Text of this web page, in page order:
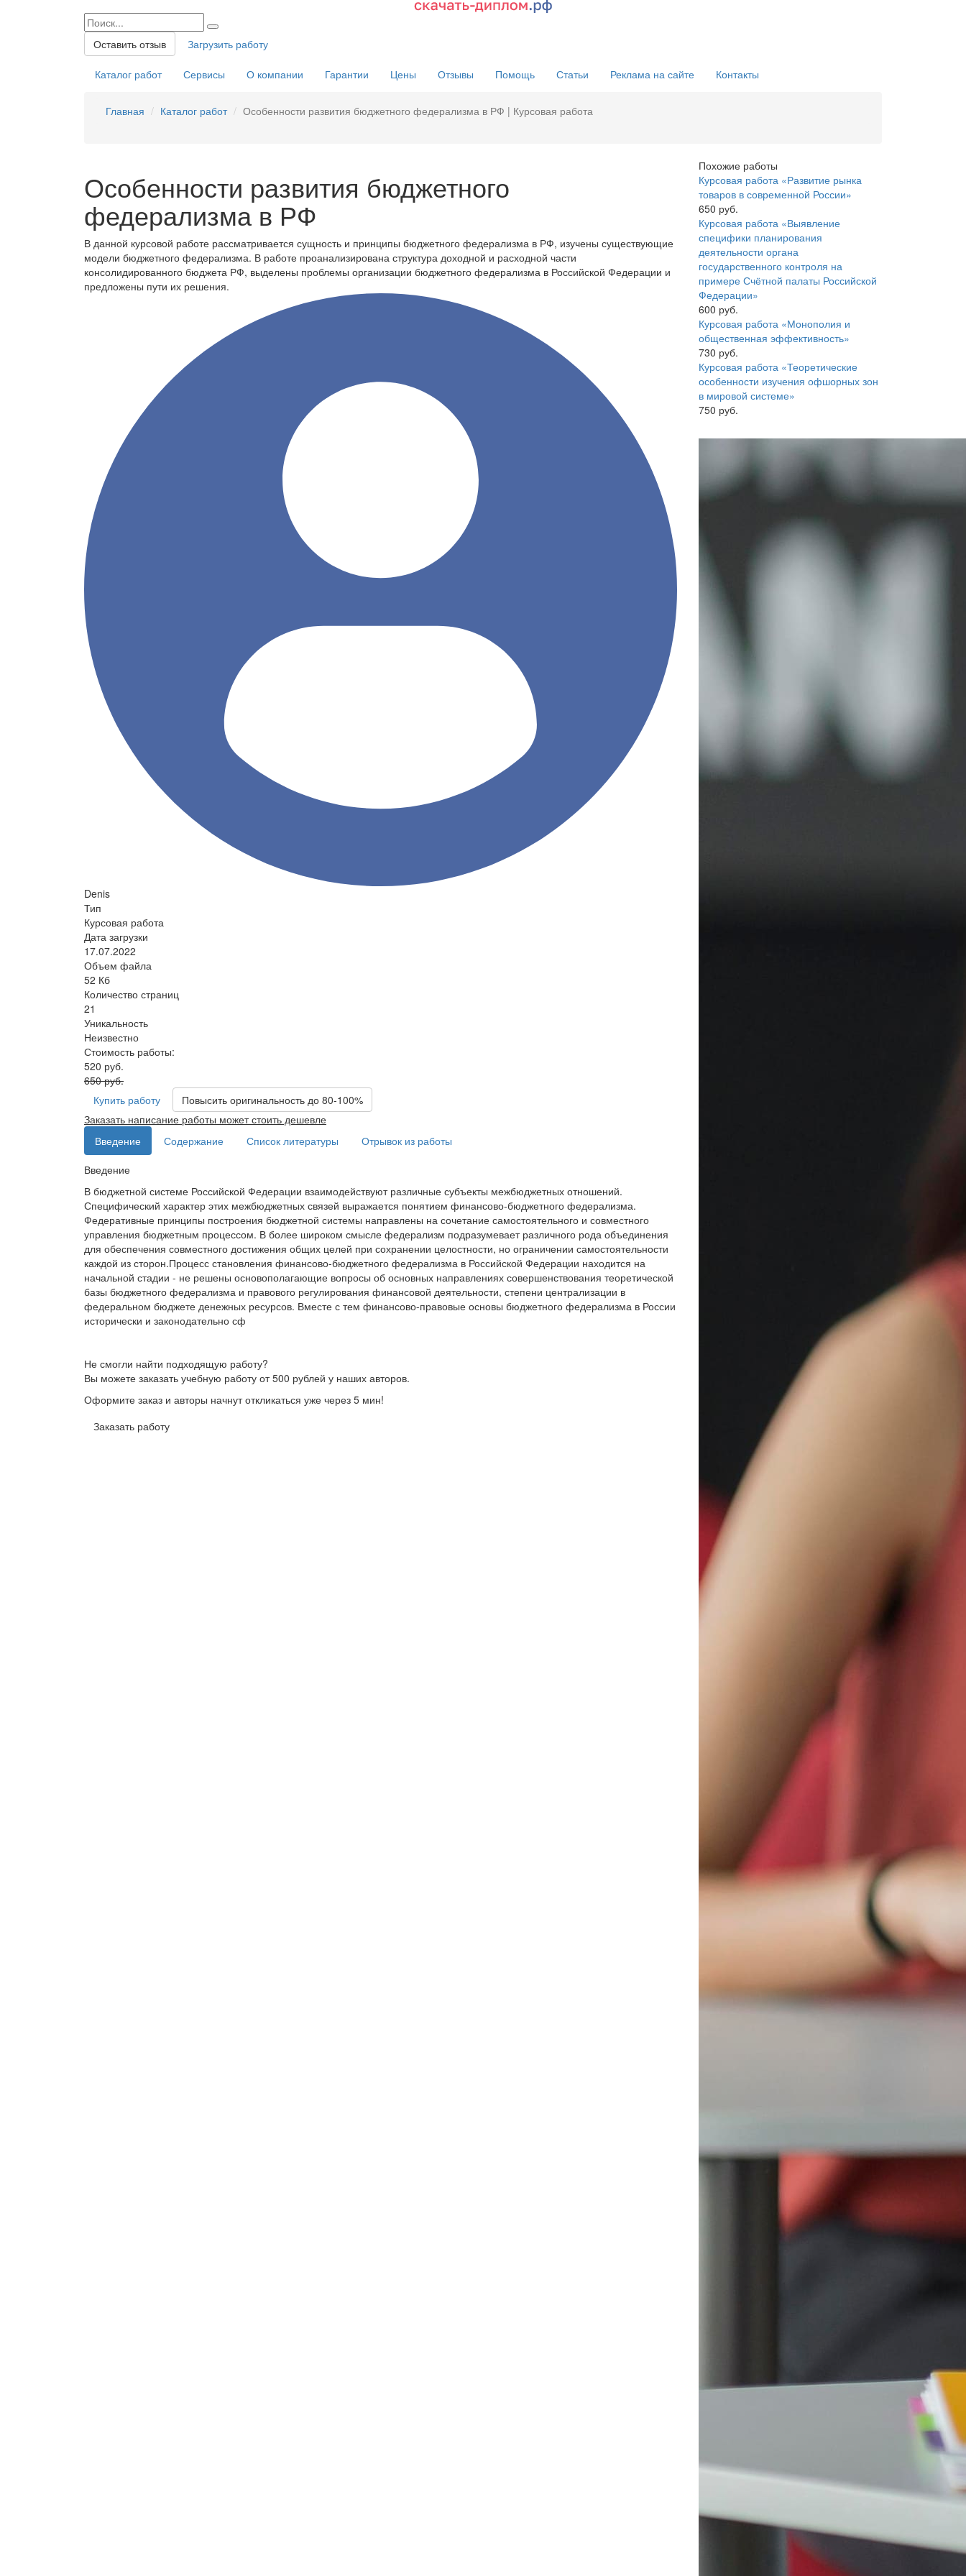
Оставить отзыв Загрузить работу
Каталог работ Сервисы О компании Гарантии Цены Отзывы Помощь Статьи Реклама на сайте Контакты
Главная Каталог работ Особенности развития бюджетного федерализма в РФ | Курсовая работа
Особенности развития бюджетного
федерализма в РФ
В данной курсовой работе рассматривается сущность и принципы бюджетного федерализма в РФ, изучены существующие
модели бюджетного федерализма. В работе проанализирована структура доходной и расходной части
консолидированного бюджета РФ, выделены проблемы организации бюджетного федерализма в Российской Федерации и
предложены пути их решения.
Denis
Тип
Курсовая работа
Дата загрузки
17.07.2022
Объем файла
52 Кб
Количество страниц
21
Уникальность
Неизвестно
Стоимость работы:
520 руб.
650 руб.
Купить работу
Повысить оригинальность до 80-100%
Заказать написание работы может стоить дешевле
Введение
Содержание Список литературы
Отрывок из работы
Введение
В бюджетной системе Российской Федерации взаимодействуют различные субъекты межбюджетных отношений.
Специфический характер этих межбюджетных связей выражается понятием финансово-бюджетного федерализма.
Федеративные принципы построения бюджетной системы направлены на сочетание самостоятельного и совместного
управления бюджетным процессом. В более широком смысле федерализм подразумевает различного рода объединения
для обеспечения совместного достижения общих целей при сохранении целостности, но ограничении самостоятельности
каждой из сторон.Процесс становления финансово-бюджетного федерализма в Российской Федерации находится на
начальной стадии - не решены основополагающие вопросы об основных направлениях совершенствования теоретической
базы бюджетного федерализма и правового регулирования финансовой деятельности, степени централизации в
федеральном бюджете денежных ресурсов. Вместе с тем финансово-правовые основы бюджетного федерализма в России
исторически и законодательно сф
Не смогли найти подходящую работу?
Вы можете заказать учебную работу от 500 рублей у наших авторов.
Оформите заказ и авторы начнут откликаться уже через 5 мин!
Заказать работу
Похожие работы
Курсовая работа «Развитие рынка
товаров в современной России»
650 руб.
Курсовая работа «Выявление
специфики планирования
деятельности органа
государственного контроля на
примере Счётной палаты Российской
Федерации»
600 руб.
Курсовая работа «Монополия и
общественная эффективность»
730 руб.
Курсовая работа «Теоретические
особенности изучения офшорных зон
в мировой системе»
750 руб.